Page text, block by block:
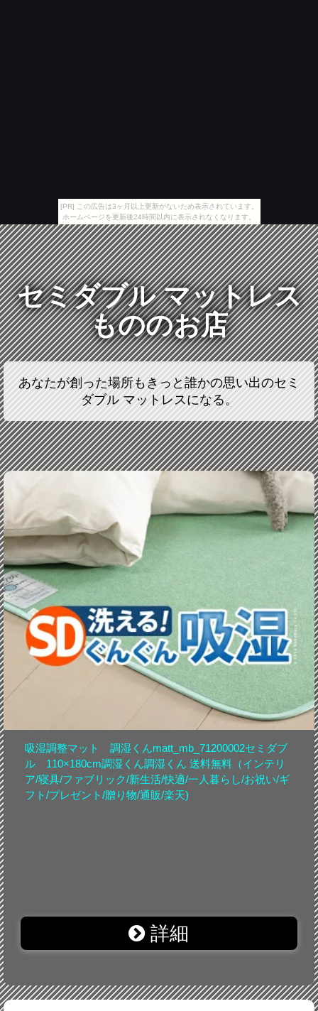
[PR] この広告は3ヶ月以上更新がないため表示されています。
ホームページを更新後24時間以内に表示されなくなります。
セミダブル マットレス
もののお店
あなたが創った場所もきっと誰かの思い出のセミ
ダブル マットレスになる。
吸湿調整マット 調湿くんmatt_mb_71200002セミダブ
ル 110×180cm調湿くん調湿くん 送料無料（インテリ
ア/寝具/ファブリック/新生活/快適/一人暮らし/お祝い/ギ
フト/プレゼント/贈り物/通販/楽天)
詳細